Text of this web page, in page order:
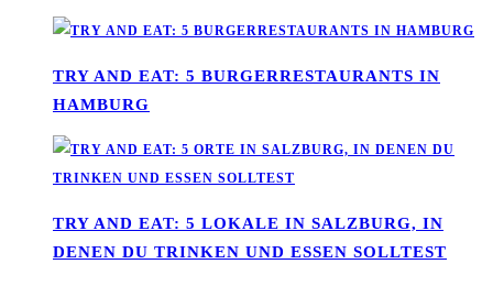
TRY AND EAT: 5 BURGERRESTAURANTS IN
HAMBURG
TRY AND EAT: 5 LOKALE IN SALZBURG, IN
DENEN DU TRINKEN UND ESSEN SOLLTEST